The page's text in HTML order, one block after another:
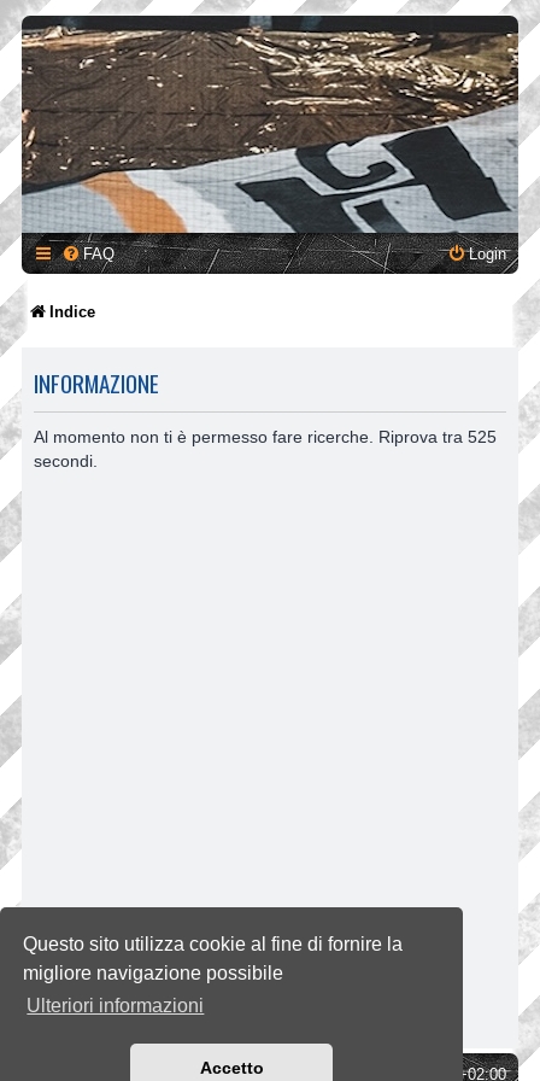
Questo sito utilizza cookie al fine di fornire la
migliore navigazione possibile
Ulteriori informazioni
Accetto
FAQ Login
Indice
INFORMAZIONE
Al momento non ti è permesso fare ricerche. Riprova tra 525
secondi.
UTC+02:00